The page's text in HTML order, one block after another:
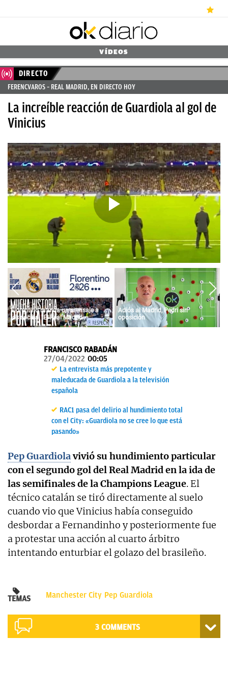
NOTICIAS
REAL
MADRID
BALONCESTO
CANTERA
FICHAJES
DIRECTO
PAPARAZZI
OKDIARIO
VÍDEOS
DIRECTO
FERENCVAROS – REAL MADRID, EN DIRECTO HOY
La increíble reacción de Guardiola al gol de
Vinicius
Florentino manda un mensaje a
los socios: "El Real Madrid
siempre fue vuestro y siempre lo
Adiós al Madrid, Pedri sin
oposición
FRANCISCO RABADÁN
27/04/2022 00:05
La entrevista más prepotente y
maleducada de Guardiola a la televisión
española
RAC1 pasa del delirio al hundimiento total
con el City: «Guardiola no se cree lo que está
pasando»
Pep Guardiolavivió su hundimiento particular
con el segundo gol del Real Madrid en la ida de
las semifinales de la Champions League. El
técnico catalán se tiró directamente al suelo
cuando vio que Vinicius había conseguido
desbordar a Fernandinho y posteriormente fue
a protestar una acción al cuarto árbitro
intentando enturbiar el golazo del brasileño.
TEMAS Manchester City Pep Guardiola
3 COMMENTS